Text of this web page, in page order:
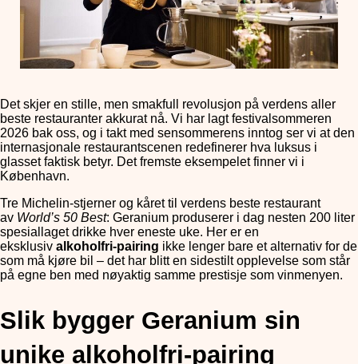
Det skjer en stille, men smakfull revolusjon på verdens aller
beste restauranter akkurat nå. Vi har lagt festivalsommeren
2026 bak oss, og i takt med sensommerens inntog ser vi at den
internasjonale restaurantscenen redefinerer hva luksus i
glasset faktisk betyr. Det fremste eksempelet finner vi i
København.
Tre Michelin-stjerner og kåret til verdens beste restaurant
av World’s 50 Best: Geranium produserer i dag nesten 200 liter
spesiallaget drikke hver eneste uke. Her er en
eksklusiv alkoholfri-pairing ikke lenger bare et alternativ for de
som må kjøre bil – det har blitt en sidestilt opplevelse som står
på egne ben med nøyaktig samme prestisje som vinmenyen.
Slik bygger Geranium sin
unike alkoholfri-pairing